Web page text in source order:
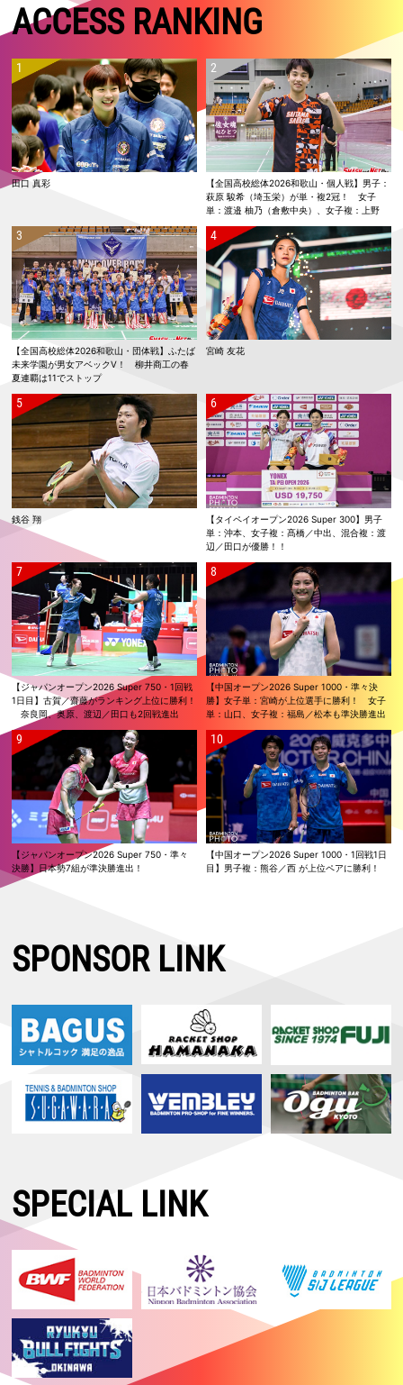
ACCESS RANKING
田口 真彩
【全国高校総体2026和歌山・個人戦】男子：
萩原 駿希（埼玉栄）が単・複2冠！ 女子
単：渡邉 柚乃（倉敷中央）、女子複：上野
覇！
【全国高校総体2026和歌山・団体戦】ふたば
未来学園が男女アベックV！ 柳井商工の春
夏連覇は11でストップ
宮崎 友花
銭谷 翔
【タイペイオープン2026 Super 300】男子
単：沖本、女子複：髙橋／中出、混合複：渡
辺／田口が優勝！！
【ジャパンオープン2026 Super 750・1回戦
1日目】古賀／齋藤がランキング上位に勝利！
奈良岡、奥原、渡辺／田口も2回戦進出
【中国オープン2026 Super 1000・準々決
勝】女子単：宮崎が上位選手に勝利！ 女子
単：山口、女子複：福島／松本も準決勝進出
【ジャパンオープン2026 Super 750・準々
決勝】日本勢7組が準決勝進出！
【中国オープン2026 Super 1000・1回戦1日
目】男子複：熊谷／西 が上位ペアに勝利！
SPONSOR LINK
SPECIAL LINK